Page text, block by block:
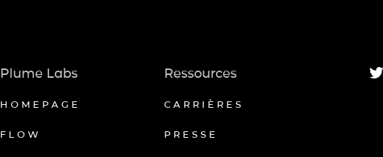
Plume Labs
HOMEPAGE
FLOW
Ressources
CARRIÈRES
PRESSE